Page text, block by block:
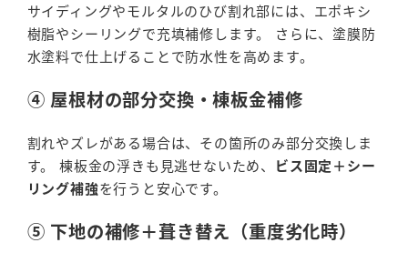
サイディングやモルタルのひび割れ部には、エポキシ
樹脂やシーリングで充填補修します。 さらに、塗膜防
水塗料で仕上げることで防水性を高めます。
④ 屋根材の部分交換・棟板金補修
割れやズレがある場合は、その箇所のみ部分交換しま
す。 棟板金の浮きも見逃せないため、 ビス固定＋シー
リング補強を行うと安心です。
⑤ 下地の補修＋葺き替え（重度劣化時）